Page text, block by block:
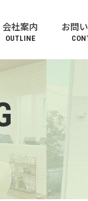
会社案内
OUTLINE
お問